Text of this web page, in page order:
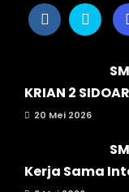
KRIAN 2
20 Mei 2026
Kerja Sama